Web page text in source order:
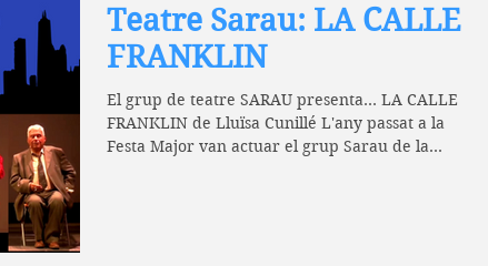
Teatre Sarau: LA CALLE
FRANKLIN
El grup de teatre SARAU presenta... LA CALLE
FRANKLIN de Lluïsa Cunillé L'any passat a la
Festa Major van actuar el grup Sarau de la...